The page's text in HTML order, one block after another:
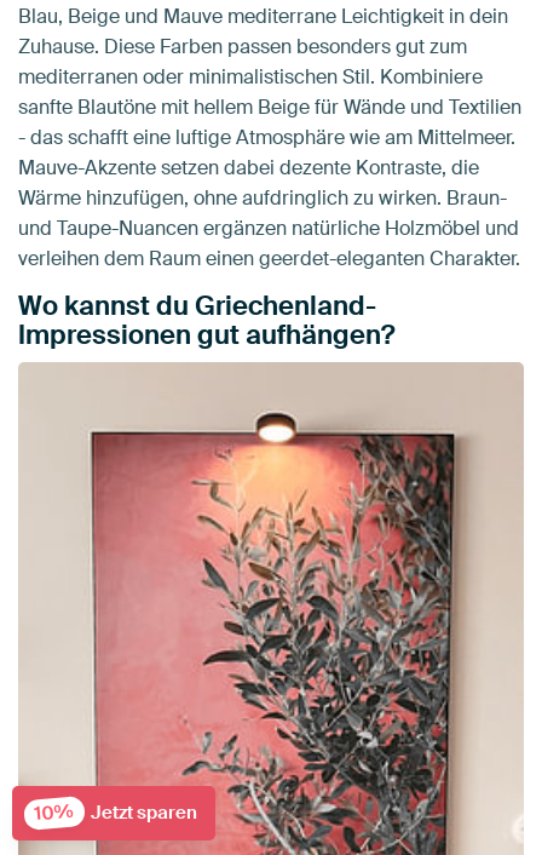
Blau, Beige und Mauve mediterrane Leichtigkeit in dein
Zuhause. Diese Farben passen besonders gut zum
mediterranen oder minimalistischen Stil. Kombiniere
sanfte Blautöne mit hellem Beige für Wände und Textilien
- das schafft eine luftige Atmosphäre wie am Mittelmeer.
Mauve-Akzente setzen dabei dezente Kontraste, die
Wärme hinzufügen, ohne aufdringlich zu wirken. Braun-
und Taupe-Nuancen ergänzen natürliche Holzmöbel und
verleihen dem Raum einen geerdet-eleganten Charakter.
Wo kannst du Griechenland-
Impressionen gut aufhängen?
10% Jetzt sparen